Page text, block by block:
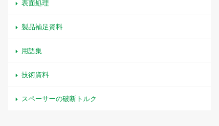
表面処理
製品補足資料
用語集
技術資料
スペーサーの破断トルク